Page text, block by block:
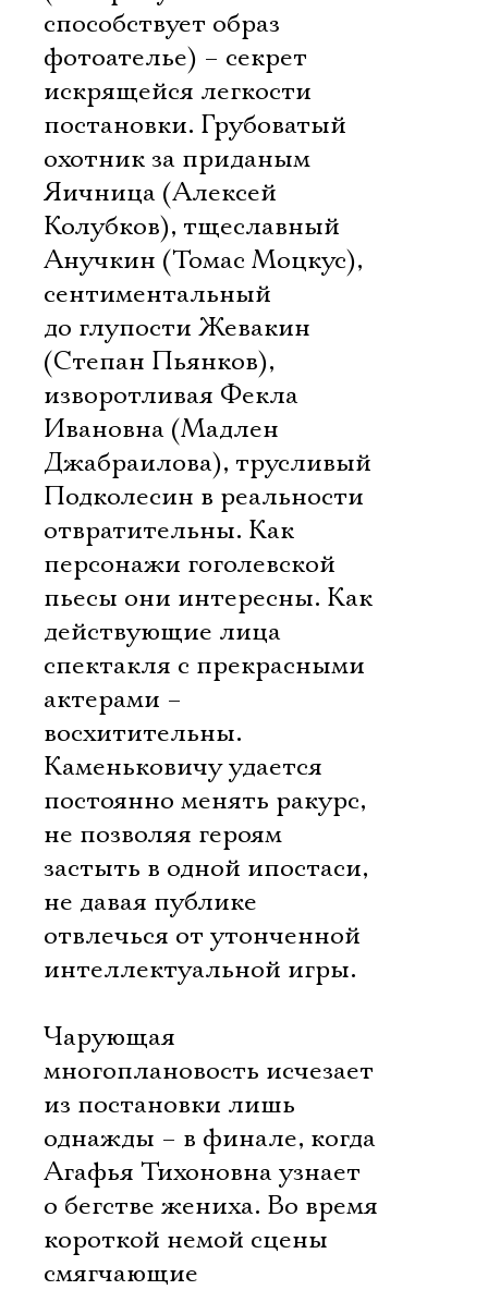
способствует образ
фотоателье) – секрет
искрящейся легкости
постановки. Грубоватый
охотник за приданым
Яичница (Алексей
Колубков), тщеславный
Анучкин (Томас Моцкус),
сентиментальный
до глупости Жевакин
(Степан Пьянков),
изворотливая Фекла
Ивановна (Мадлен
Джабраилова), трусливый
Подколесин в реальности
отвратительны. Как
персонажи гоголевской
пьесы они интересны. Как
действующие лица
спектакля с прекрасными
актерами –
восхитительны.
Каменьковичу удается
постоянно менять ракурс,
не позволяя героям
застыть в одной ипостаси,
не давая публике
отвлечься от утонченной
интеллектуальной игры.
Чарующая
многоплановость исчезает
из постановки лишь
однажды – в финале, когда
Агафья Тихоновна узнает
о бегстве жениха. Во время
короткой немой сцены
смягчающие